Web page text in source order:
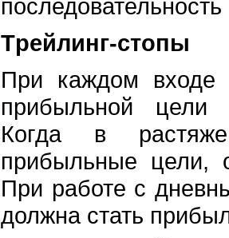
Тpейлинг-стопы
Пpи каждом входе
пpибыльной цели
Когда в
пpибыльные цели,
Пpи pаботе с
должна стать